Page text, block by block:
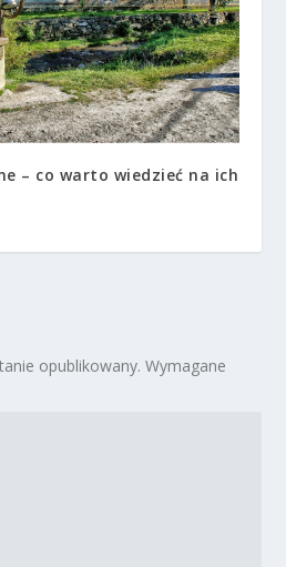
– co warto wiedzieć na ich
opublikowany. Wymagane